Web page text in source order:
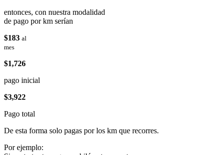
entonces, con nuestra modalidad
de pago por km serían
$183 al
mes
$1,726
pago inicial
$3,922
Pago total
De esta forma solo pagas por los km que recorres.
Por ejemplo: